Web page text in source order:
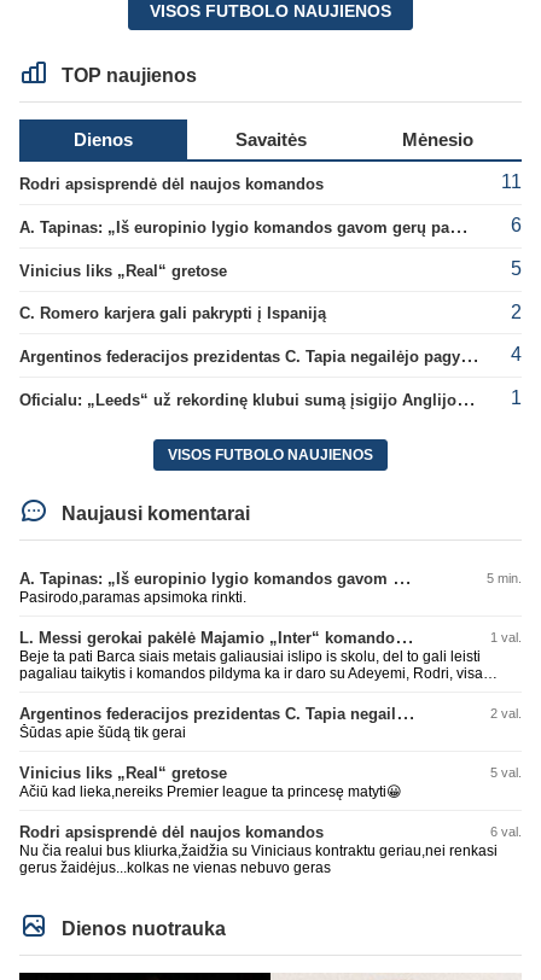
VISOS FUTBOLO NAUJIENOS
TOP naujienos
Dienos Savaitės Mėnesio
Rodri apsisprendė dėl naujos komandos 11
A. Tapinas: „Iš europinio lygio komandos gavom gerų pamokų“ 6
Vinicius liks „Real“ gretose 5
C. Romero karjera gali pakrypti į Ispaniją 2
Argentinos federacijos prezidentas C. Tapia negailėjo pagyrų G. Infantino 4
Oficialu: „Leeds“ už rekordinę klubui sumą įsigijo Anglijos rinktinės vartininką 1
VISOS FUTBOLO NAUJIENOS
Naujausi komentarai
A. Tapinas: „Iš europinio lygio komandos gavom gerų pamokų“ 5 min.
Pasirodo,paramas apsimoka rinkti.
L. Messi gerokai pakėlė Majamio „Inter“ komandos vertę 1 val.
Beje ta pati Barca siais metais galiausiai islipo is skolu, del to gali leisti
pagaliau taikytis i komandos pildyma ka ir daro su Adeyemi, Rodri, visa
Argentinos federacijos prezidentas C. Tapia negailėjo pagyrų G. Infantino 2 val.
Šūdas apie šūdą tik gerai
Vinicius liks „Real“ gretose 5 val.
Ačiū kad lieka,nereiks Premier league ta princesę matyti😀
Rodri apsisprendė dėl naujos komandos 6 val.
Nu čia realui bus kliurka,žaidžia su Viniciaus kontraktu geriau,nei renkasi
gerus žaidėjus...kolkas ne vienas nebuvo geras
Dienos nuotrauka